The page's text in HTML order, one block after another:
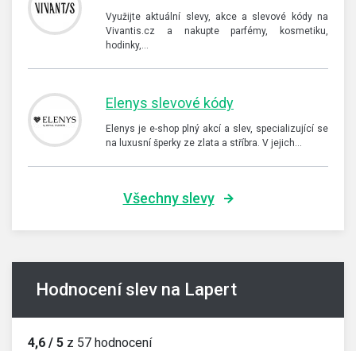
Využijte aktuální slevy, akce a slevové kódy na
Vivantis.cz a nakupte parfémy, kosmetiku,
hodinky,…
Elenys slevové kódy
Elenys je e-shop plný akcí a slev, specializující se
na luxusní šperky ze zlata a stříbra. V jejich…
Všechny slevy
Hodnocení slev na Lapert
4,6 / 5 z 57 hodnocení